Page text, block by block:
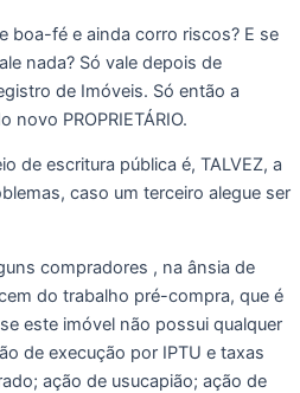
boa-fé e ainda corro riscos? E se
nada? Só vale depois de
de Imóveis. Só então a
novo PROPRIETÁRIO.
de escritura pública é, TALVEZ, a
caso um terceiro alegue ser
compradores , na ânsia de
do trabalho pré-compra, que é
este imóvel não possui qualquer
de execução por IPTU e taxas
ação de usucapião; ação de